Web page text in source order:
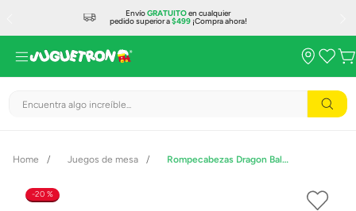
EnvíoGRATUITOen cualquier
pedido superior a$499¡Compra ahora!
Encuentra algo increíble...
Juegos de mesa Rompecabezas Dragon Ball Súper Bolsa 100 Piezas
20 %